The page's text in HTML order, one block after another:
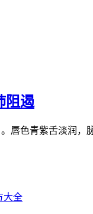
阻遏
唇色青紫舌淡润
大全